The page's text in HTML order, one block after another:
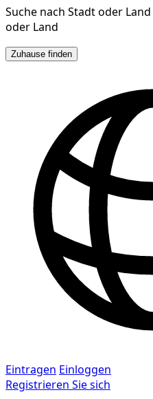
Suche nach Stadt oder Land
oder Land
Zuhause finden
Eintragen Einloggen
Registrieren Sie sich